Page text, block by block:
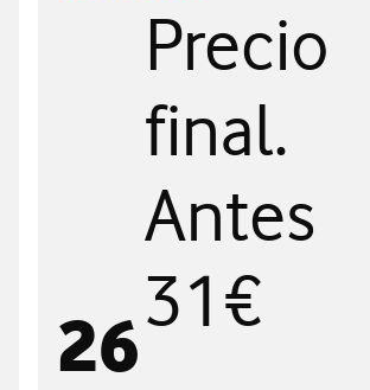
26
Precio
final.
Antes
31€